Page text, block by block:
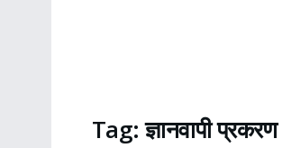
Tag:ज्ञानवापी प्रकरण